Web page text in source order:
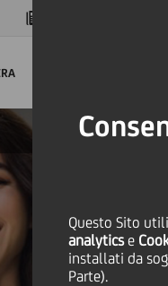
Questo Sito
analyticse
installati da
Parte).